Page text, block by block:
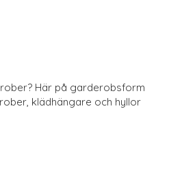
Här på garderobsform
klädhängare och hyllor